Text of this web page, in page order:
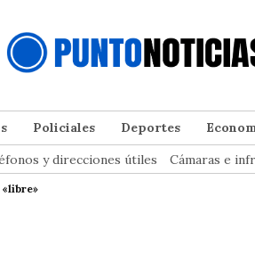
Policiales Deportes
y direcciones útiles Cámaras e